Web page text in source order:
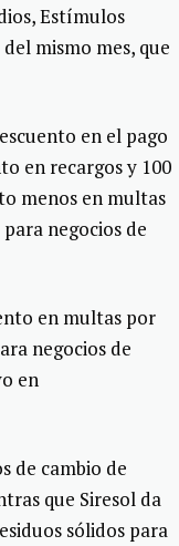
Estímulos
mismo mes, que
en el pago
en recargos y 100
menos en multas
negocios de
en multas por
negocios de
en
de cambio de
que Siresol da
sólidos para